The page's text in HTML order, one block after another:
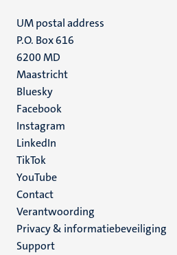
UM postal address
P.O. Box 616
6200 MD
Maastricht
Social
media
Bluesky
Facebook
Instagram
LinkedIn
TikTok
YouTube
Menu
footer
(NL)
Contact
Verantwoording
Privacy & informatiebeveiliging
Support